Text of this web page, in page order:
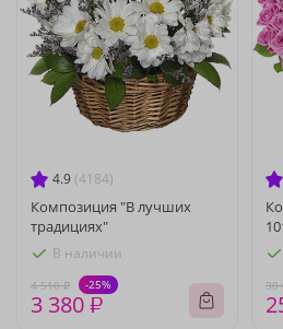
4.9 (4184)
Композиция "В лучших
традициях"
В наличии
4 510 ₽ -25%
3 380 ₽
30